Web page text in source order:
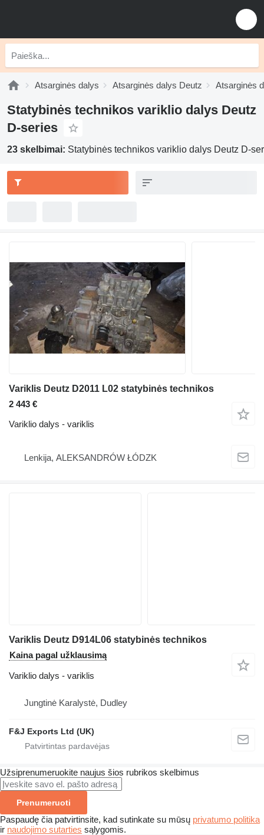
Atsarginės dalys Atsarginės dalys Deutz Atsarginės
Statybinės technikos variklio dalys Deutz
D-series
23 skelbimai: Statybinės technikos variklio dalys Deutz D-
Variklis Deutz D2011 L02 statybinės technikos
2 443 €
Variklio dalys - variklis
Lenkija, ALEKSANDRÓW ŁÓDZK
Variklis Deutz D914L06 statybinės technikos
Kaina pagal užklausimą
Variklio dalys - variklis
Jungtinė Karalystė, Dudley
F&J Exports Ltd (UK)
Užsiprenumeruokite naujus šios rubrikos skelbimus
Prenumeruoti
Paspaudę čia patvirtinsite, kad sutinkate su mūsų privatumo politika
ir naudojimo sutarties sąlygomis.